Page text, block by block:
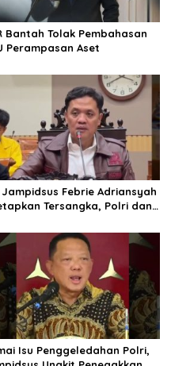
Bantah Tolak Pembahasan
Perampasan Aset
Jampidsus Febrie Adriansyah
Tersangka, Polri dan
Isu Penggeledahan Polri,